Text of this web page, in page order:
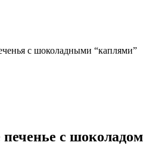
с шоколадными “каплями”
с шоколадом